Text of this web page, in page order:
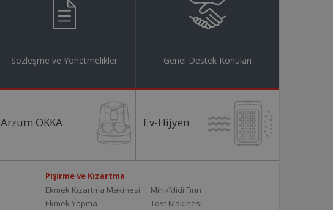
Sözleşme ve Yönetmelikler Genel Destek Konuları
Arzum OKKA Ev-Hijyen
Pişirme ve Kızartma
Ekmek Kızartma Makinesi
Ekmek Yapma
Mini/Midi Fırın
Tost Makinesi